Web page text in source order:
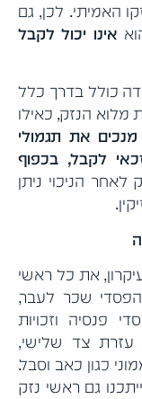
האמיתי. לכן, גם
אינו יכול לקבל
כולל בדרך כלל
הנזק, כאילו
מנכים את תגמולי
לקבל, בכפוף
לאחר הניכוי ניתן
את כל ראשי
הפסדי שכר לעבר,
פנסיה וזכויות
עזרת צד שלישי,
כגון כאב וסבל.
גם ראשי נזק